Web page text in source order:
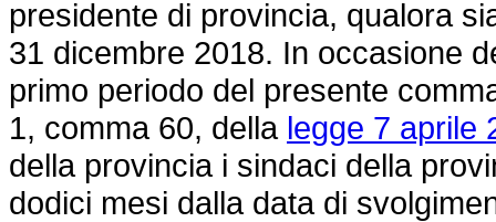
presidente di provincia, qualora
31 dicembre 2018. In occasione
primo periodo del presente
1, comma 60, della legge 7 aprile
della provincia i sindaci della
dodici mesi dalla data di